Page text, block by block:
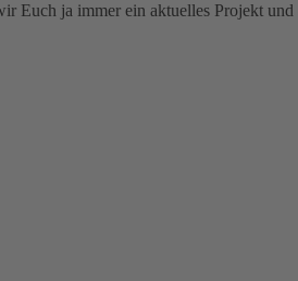
ja immer ein aktuelles Projekt